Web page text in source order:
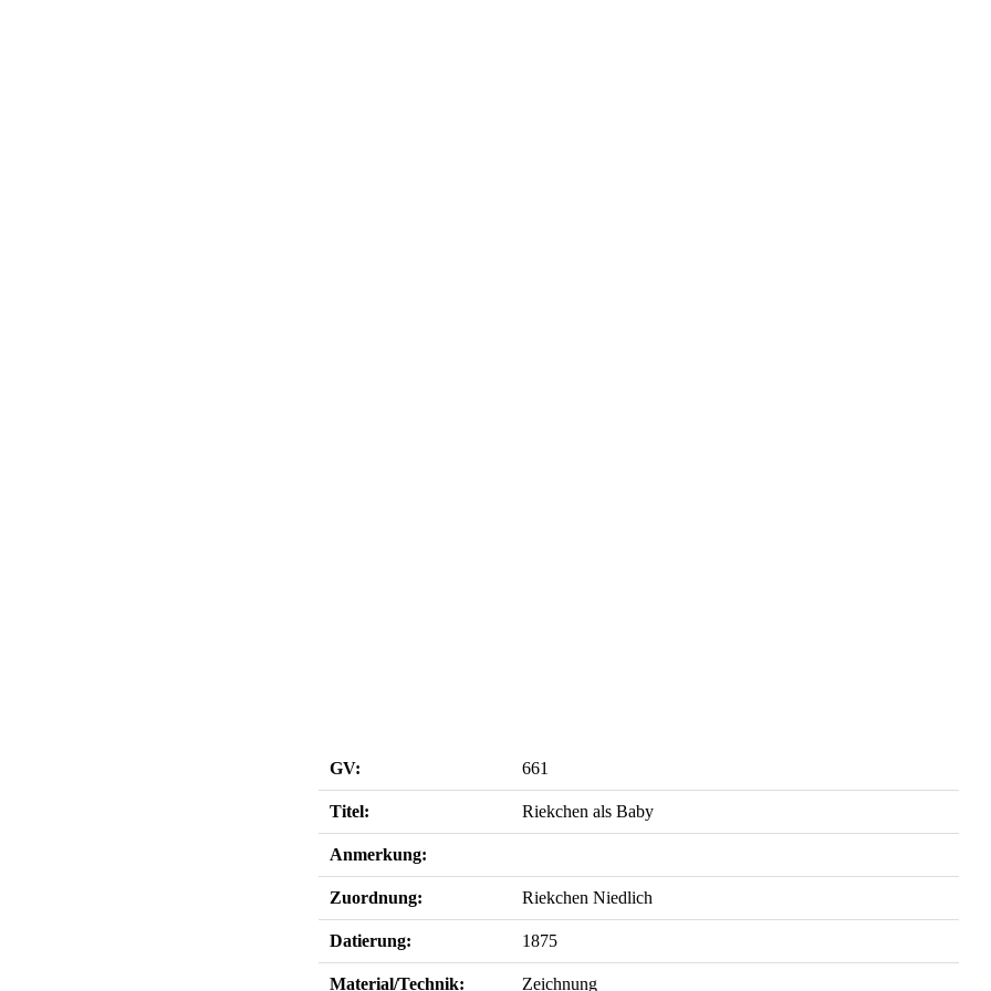
GV: 661
Titel: Riekchen als Baby
Anmerkung:
Zuordnung: Riekchen Niedlich
Datierung: 1875
Material/Technik: Zeichnung